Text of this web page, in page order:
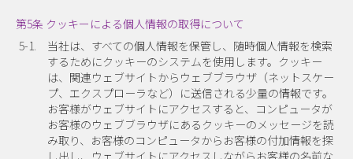
第5条 クッキーによる個人情報の取得について
5-1.
当社は、すべての個人情報を保管し、随時個人情報を検索
するためにクッキーのシステムを使用します。クッキー
は、関連ウェブサイトからウェブブラウザ（ネットスケー
プ、エクスプローラなど）に送信される少量の情報です。
お客様がウェブサイトにアクセスすると、コンピュータが
お客様のウェブブラウザにあるクッキーのメッセージを読
み取り、お客様のコンピュータからお客様の付加情報を探